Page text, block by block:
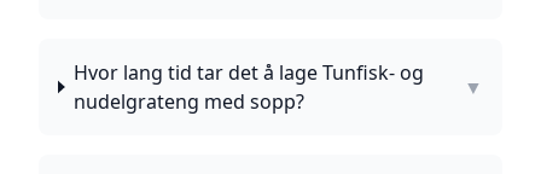
Hvor lang tid tar det å lage Tunfisk- og
nudelgrateng med sopp?
▼